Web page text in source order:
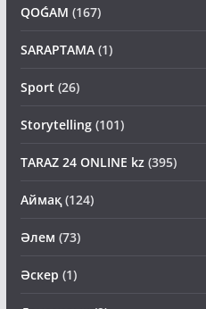
QOǴAM (167)
SARAPTAMA(1)
Sport (26)
Storytelling(101)
TARAZ 24 ONLINE kz(395)
Аймақ(124)
Әлем (73)
Әскер (1)